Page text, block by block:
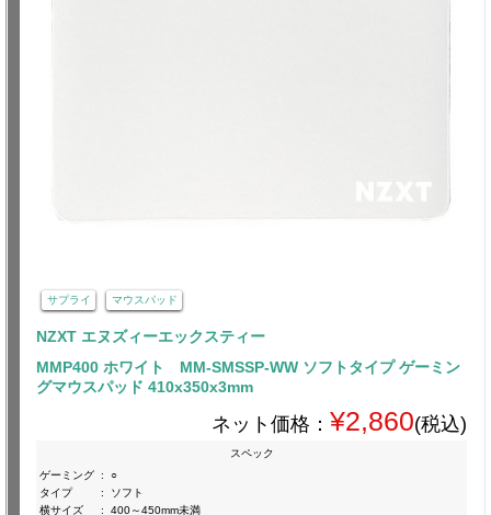
サプライ マウスパッド
NZXT エヌズィーエックスティー
MMP400 ホワイト MM-SMSSP-WW ソフトタイプ ゲーミン
グマウスパッド 410x350x3mm
ネット価格： ¥2,860(税込)
スペック
ゲーミング :
○
タイプ
:
ソフト
横サイズ
: 400～450mm未満